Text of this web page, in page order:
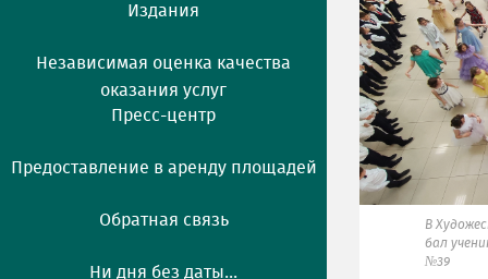
Издания
Независимая оценка качества
оказания услуг
Пресс-центр
Предоставление в аренду площадей
Обратная связь
Ни дня без даты...
В
бал
№39